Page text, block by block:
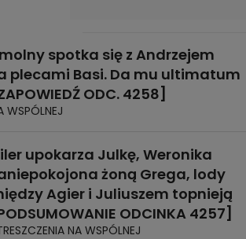
spotka się z Andrzejem
plecami Basi. Da mu ultimatum
ODC. 4258]
WSPÓLNEJ
upokarza Julkę, Weronika
żoną Grega, lody
Agier i Juliuszem topnieją
ODCINKA 4257]
NA WSPÓLNEJ